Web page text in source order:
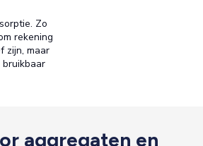
Zo
rekening
zijn, maar
aggregaten en